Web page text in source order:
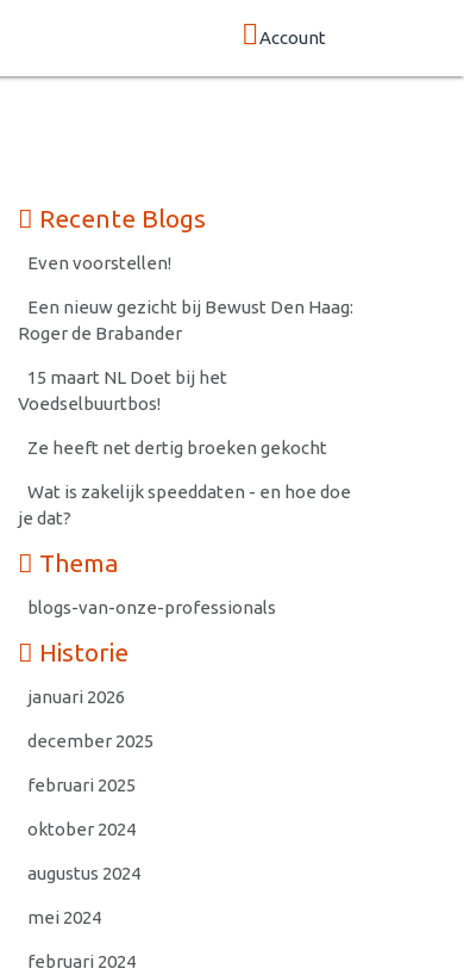
Account
Recente Blogs
Even voorstellen!
Een nieuw gezicht bij Bewust Den Haag:
Roger de Brabander
15 maart NL Doet bij het
Voedselbuurtbos!
Ze heeft net dertig broeken gekocht
Wat is zakelijk speeddaten - en hoe doe
je dat?
Thema
blogs-van-onze-professionals
Historie
januari 2026
december 2025
februari 2025
oktober 2024
augustus 2024
mei 2024
februari 2024